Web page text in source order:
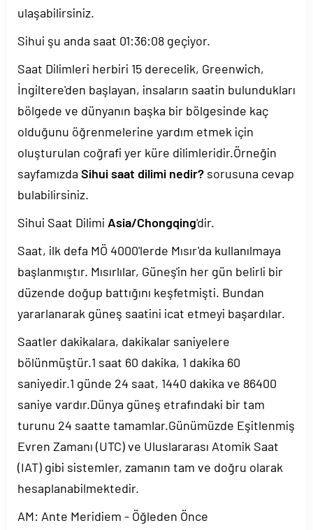
ulaşabilirsiniz.
Sihui şu anda saat 01:36:08 geçiyor.
Saat Dilimleri herbiri 15 derecelik, Greenwich,
İngiltere'den başlayan, insaların saatin bulundukları
bölgede ve dünyanın başka bir bölgesinde kaç
olduğunu öğrenmelerine yardım etmek için
oluşturulan coğrafi yer küre dilimleridir.Örneğin
sayfamızda Sihui saat dilimi nedir? sorusuna cevap
bulabilirsiniz.
Sihui Saat Dilimi Asia/Chongqing'dir.
Saat, ilk defa MÖ 4000'lerde Mısır'da kullanılmaya
başlanmıştır. Mısırlılar, Güneş'in her gün belirli bir
düzende doğup battığını keşfetmişti. Bundan
yararlanarak güneş saatini icat etmeyi başardılar.
Saatler dakikalara, dakikalar saniyelere
bölünmüştür.1 saat 60 dakika, 1 dakika 60
saniyedir.1 günde 24 saat, 1440 dakika ve 86400
saniye vardır.Dünya güneş etrafındaki bir tam
turunu 24 saatte tamamlar.Günümüzde Eşitlenmiş
Evren Zamanı (UTC) ve Uluslararası Atomik Saat
(IAT) gibi sistemler, zamanın tam ve doğru olarak
hesaplanabilmektedir.
AM: Ante Meridiem - Öğleden Önce